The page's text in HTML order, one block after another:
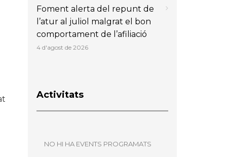
Foment alerta del repunt de
l’atur al juliol malgrat el bon
comportament de l’afiliació
4 d'agost de 2026
Activitats
NO HI HA EVENTS PROGRAMATS